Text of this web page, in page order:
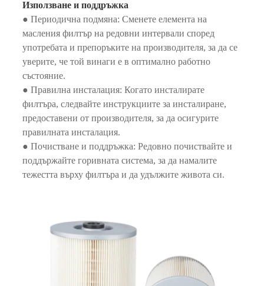
Използване и поддръжка
● Периодична подмяна: Сменете елемента на
масления филтър на редовни интервали според
употребата и препоръките на производителя, за да се
уверите, че той винаги е в оптимално работно
състояние.
● Правилна инсталация: Когато инсталирате
филтъра, следвайте инструкциите за инсталиране,
предоставени от производителя, за да осигурите
правилната инсталация.
● Почистване и поддръжка: Редовно почиствайте и
поддържайте горивната система, за да намалите
тежестта върху филтъра и да удължите живота си.